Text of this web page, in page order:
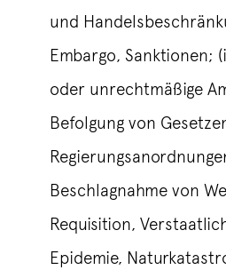
und
Embargo, Sanktionen;
oder unrechtmäßige
Befolgung von
Beschlagnahme von
Requisition,
Epidemie,